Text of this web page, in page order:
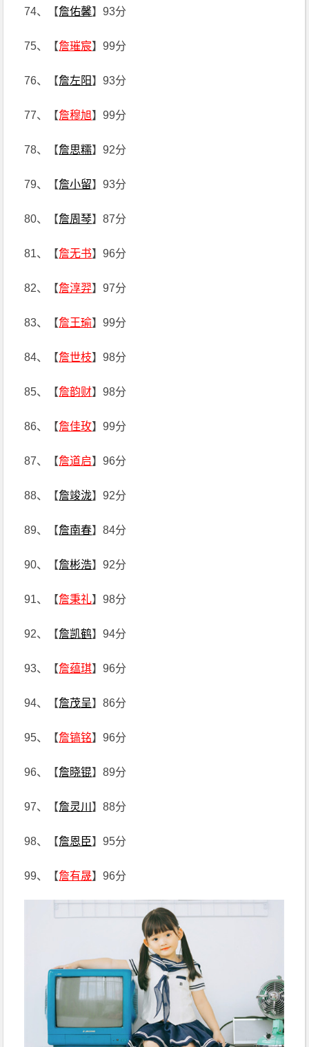
74、【詹佑馨】93分
75、【詹璀宸】99分
76、【詹左阳】93分
77、【詹穆旭】99分
78、【詹思糯】92分
79、【詹小留】93分
80、【詹周琴】87分
81、【詹无书】96分
82、【詹淳羿】97分
83、【詹王瑜】99分
84、【詹世枝】98分
85、【詹韵财】98分
86、【詹佳玫】99分
87、【詹道启】96分
88、【詹竣泷】92分
89、【詹南春】84分
90、【詹彬浩】92分
91、【詹秉礼】98分
92、【詹凯鹤】94分
93、【詹蕴琪】96分
94、【詹茂呈】86分
95、【詹镐铭】96分
96、【詹晓锟】89分
97、【詹灵川 】88分
98、【詹恩臣】95分
99、【詹有晟】96分